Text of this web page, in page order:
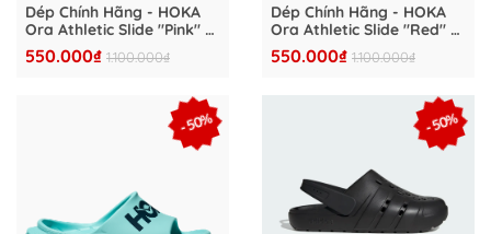
Dép Chính Hãng - HOKA
Ora Athletic Slide "Pink" -
HKA4827-03
550.000₫ 1.100.000₫
Dép Chính Hãng - HOKA
Ora Athletic Slide "Red" -
HKA4827-02
550.000₫ 1.100.000₫
- 50% - 50%